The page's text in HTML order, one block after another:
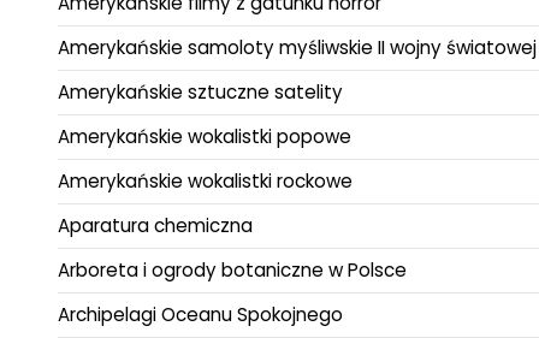
Amerykańskie samoloty myśliwskie II wojny światowej
Amerykańskie sztuczne satelity
Amerykańskie wokalistki popowe
Amerykańskie wokalistki rockowe
Aparatura chemiczna
Arboreta i ogrody botaniczne w Polsce
Archipelagi Oceanu Spokojnego